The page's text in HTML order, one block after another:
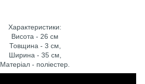
Характеристики:
Висота - 26 см
Товщина - 3 см,
Ширина - 35 см,
Матеріал - поліестер.